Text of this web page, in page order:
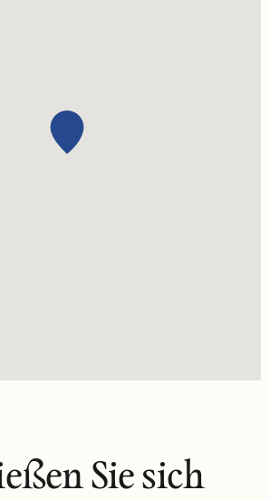
Sie sich